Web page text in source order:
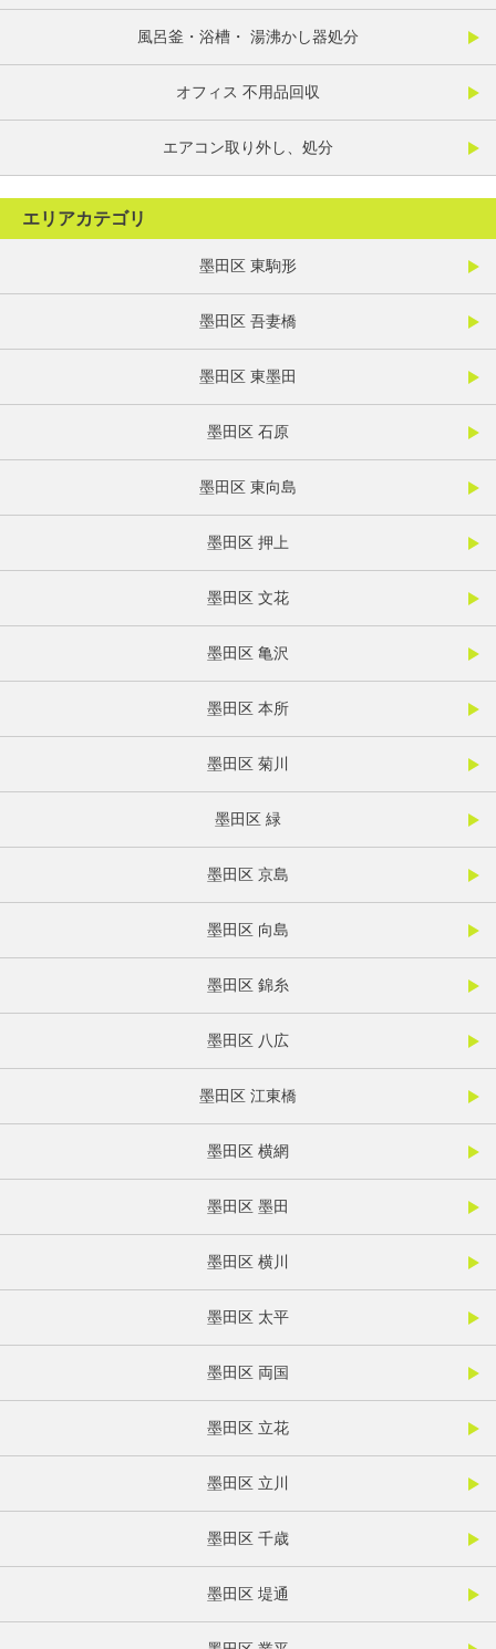
風呂釜・浴槽・ 湯沸かし器処分
オフィス 不用品回収
エアコン取り外し、処分
エリアカテゴリ
墨田区 東駒形
墨田区 吾妻橋
墨田区 東墨田
墨田区 石原
墨田区 東向島
墨田区 押上
墨田区 文花
墨田区 亀沢
墨田区 本所
墨田区 菊川
墨田区 緑
墨田区 京島
墨田区 向島
墨田区 錦糸
墨田区 八広
墨田区 江東橋
墨田区 横網
墨田区 墨田
墨田区 横川
墨田区 太平
墨田区 両国
墨田区 立花
墨田区 立川
墨田区 千歳
墨田区 堤通